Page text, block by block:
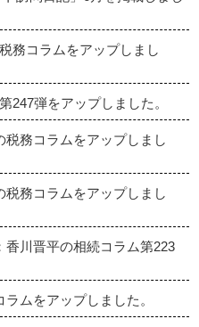
務コラムをアップしまし
弾をアップしました。
務コラムをアップしまし
務コラムをアップしまし
川晋平の相続コラム第223
ムをアップしました。